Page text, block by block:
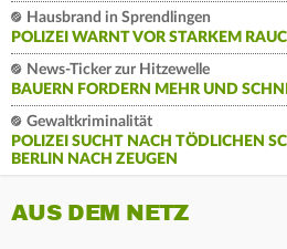
Hausbrand in Sprendlingen
POLIZEI WARNT VOR STARKEM
News-Ticker zur Hitzewelle
BAUERN FORDERN MEHR UND
Gewaltkriminalität
POLIZEI SUCHT NACH TÖDLICHEN
BERLIN NACH ZEUGEN
AUS DEM NETZ